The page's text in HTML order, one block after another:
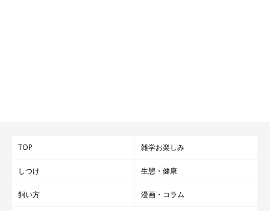
TOP 雑学お楽しみ
しつけ 生態・健康
飼い方 漫画・コラム